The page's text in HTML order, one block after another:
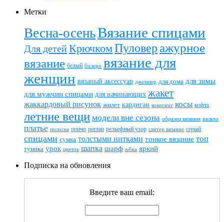
Метки
Весна-осеньВязание спицами
Для детейКрючкомПуловер ажурное
вязание белый болеро вязание для
женщин вязаный аксессуар джемпер для дома для зимы
для мужчин спицами для начинающих жакет
жаккардовый рисунок жилет кардиган комплект косы кофта
летние вещи модели вне сезона образец вязания пальто
платье полоска пончо реглан рельефный узор свитер вязание серый
спицами сумка толстыми нитками тонкое вязание топ
туника урок цветок шапка шарф юбка яркий
Подписка на обновления
Введите ваш email: